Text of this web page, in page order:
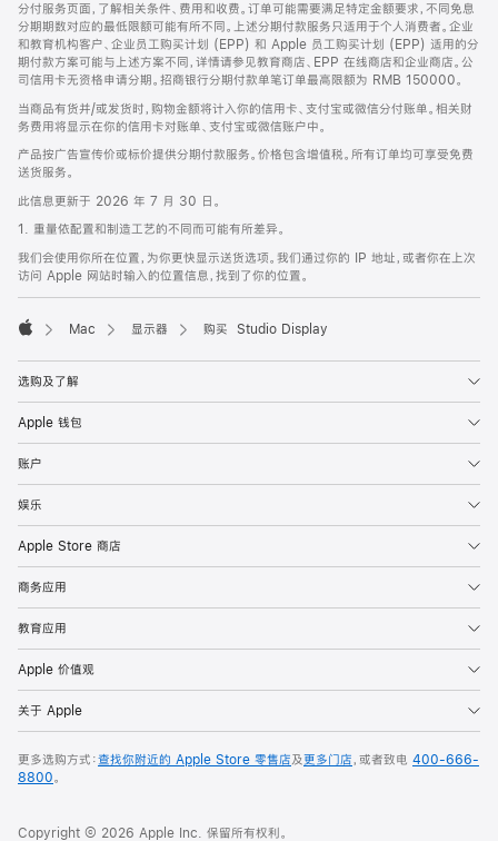
分付服务页面，了解相关条件、费用和收费。订单可能需要满足特定金额要求，不同免息
分期期数对应的最低限额可能有所不同。上述分期付款服务只适用于个人消费者。企业
和教育机构客户、企业员工购买计划 (EPP) 和 Apple 员工购买计划 (EPP) 适用的分
期付款方案可能与上述方案不同，详情请参见教育商店、EPP 在线商店和企业商店。公
司信用卡无资格申请分期。招商银行分期付款单笔订单最高限额为 RMB 150000。
当商品有货并/或发货时，购物金额将计入你的信用卡、支付宝或微信分付账单。相关财
务费用将显示在你的信用卡对账单、支付宝或微信账户中。
产品按广告宣传价或标价提供分期付款服务。价格包含增值税。所有订单均可享受免费
送货服务。
此信息更新于 2026 年 7 月 30 日。
1. 重量依配置和制造工艺的不同而可能有所差异。
我们会使用你所在位置，为你更快显示送货选项。我们通过你的 IP 地址，或者你在上次
访问 Apple 网站时输入的位置信息，找到了你的位置。
Mac 显示器 购买 Studio Display
选购及了解
Apple 钱包
账户
娱乐
Apple Store 商店
商务应用
教育应用
Apple 价值观
关于 Apple
更多选购方式：查找你附近的 Apple Store 零售店及更多门店，或者致电 400-666-
8800。
Copyright © 2026 Apple Inc. 保留所有权利。